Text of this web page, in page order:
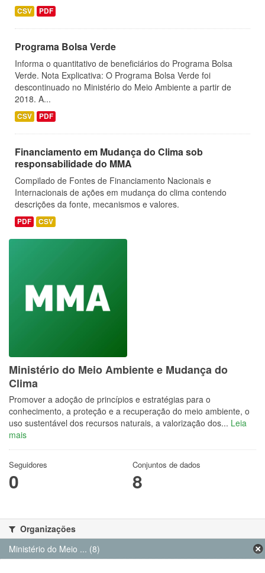
CSV PDF
Programa Bolsa Verde
Informa o quantitativo de beneficiários do Programa Bolsa
Verde. Nota Explicativa: O Programa Bolsa Verde foi
descontinuado no Ministério do Meio Ambiente a partir de
2018. A...
CSV PDF
Financiamento em Mudança do Clima sob
responsabilidade do MMA
Compilado de Fontes de Financiamento Nacionais e
Internacionais de ações em mudança do clima contendo
descrições da fonte, mecanismos e valores.
PDF CSV
Ministério do Meio Ambiente e Mudança do
Clima
Promover a adoção de princípios e estratégias para o
conhecimento, a proteção e a recuperação do meio ambiente, o
uso sustentável dos recursos naturais, a valorização dos... Leia
mais
Seguidores
0
Conjuntos de dados
8
Organizações
Ministério do Meio ... (8)